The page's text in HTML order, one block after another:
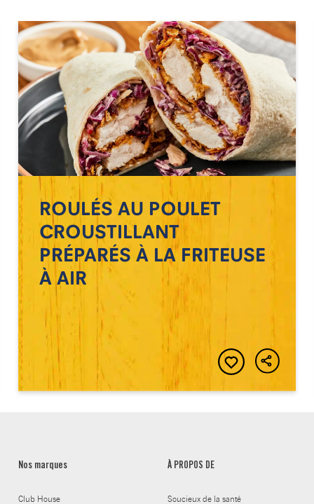
ROULÉS AU POULET
CROUSTILLANT
PRÉPARÉS À LA FRITEUSE
À AIR
Nos marques
Club House
À PROPOS DE
Soucieux de la santé